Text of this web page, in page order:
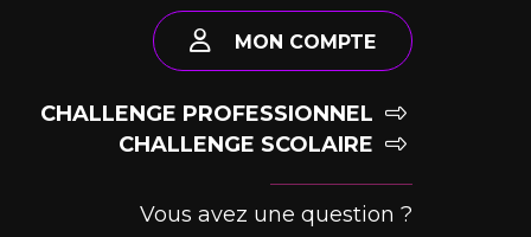
MON COMPTE
CHALLENGE PROFESSIONNEL
CHALLENGE SCOLAIRE
Vous avez une question ?